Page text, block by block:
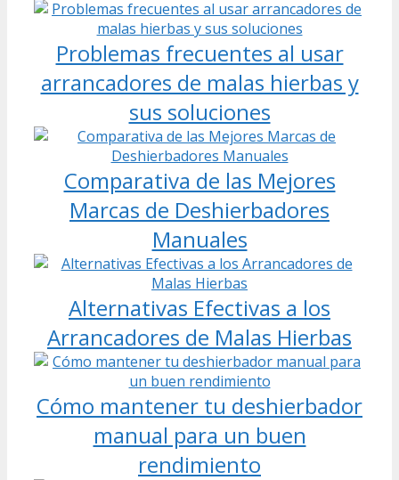
Problemas frecuentes al usar
arrancadores de malas hierbas y
sus soluciones
Comparativa de las Mejores
Marcas de Deshierbadores
Manuales
Alternativas Efectivas a los
Arrancadores de Malas Hierbas
Cómo mantener tu deshierbador
manual para un buen
rendimiento